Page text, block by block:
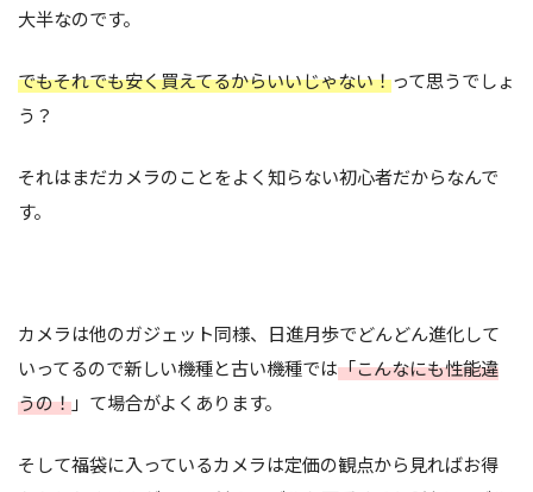
大半なのです。
でもそれでも安く買えてるからいいじゃない！って思うでしょ
う？
それはまだカメラのことをよく知らない初心者だからなんで
す。
カメラは他のガジェット同様、日進月歩でどんどん進化して
いってるので新しい機種と古い機種では「こんなにも性能違
うの！」て場合がよくあります。
そして福袋に入っているカメラは定価の観点から見ればお得